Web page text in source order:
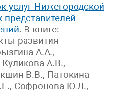
услуг Нижегородской
представителей
. В книге:
развития
А.А.,
А.В.,
В.В., Патокина
Софронова Ю.Л.,